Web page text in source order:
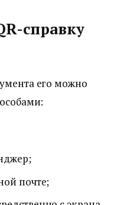
справку
его можно
почте;